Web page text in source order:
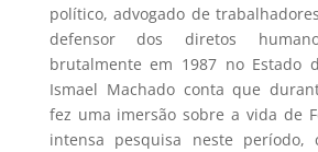
político, advogado de
defensor dos diretos
brutalmente em 1987 no Estado
Ismael Machado conta que
fez uma imersão sobre a vida de
intensa pesquisa neste período,